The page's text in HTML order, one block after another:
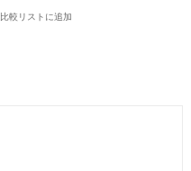
比較リストに追加